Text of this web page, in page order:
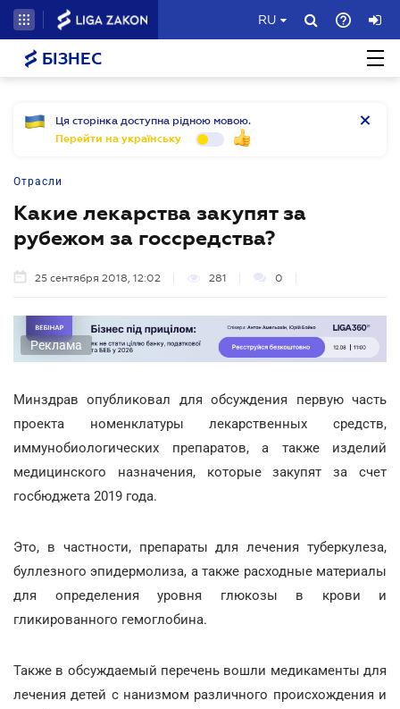
RU
БІЗНЕС
Ця сторінка доступна рідною мовою.
Перейти на українську
Отрасли
Какие лекарства закупят за
рубежом за госсредства?
25 сентября 2018, 12:02 281 0
Реклама
Минздрав опубликовал для обсуждения первую часть
проекта номенклатуры лекарственных средств,
иммунобиологических препаратов, а также изделий
медицинского назначения, которые закупят за счет
госбюджета 2019 года.
Это, в частности, препараты для лечения туберкулеза,
буллезного эпидермолиза, а также расходные материалы
для определения уровня глюкозы в крови и
гликированного гемоглобина.
Также в обсуждаемый перечень вошли медикаменты для
лечения детей с нанизмом различного происхождения и